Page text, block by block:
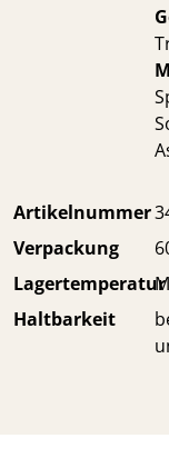
Artikelnummer
Verpackung
Lagertemperatur
Haltbarkeit